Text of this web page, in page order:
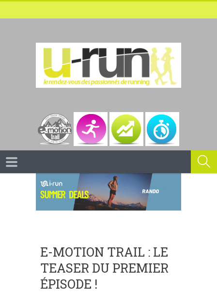
E-MOTION TRAIL : LE
TEASER DU PREMIER
ÉPISODE !